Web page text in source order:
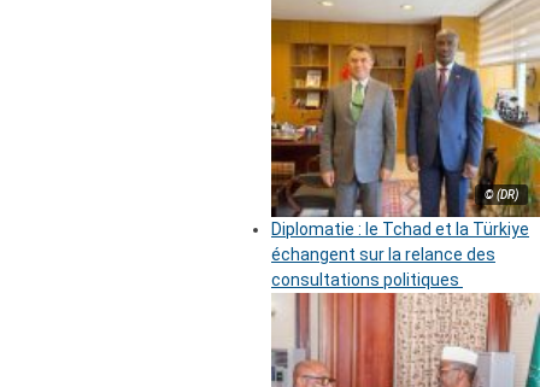
© (DR)
Diplomatie : le Tchad et la Türkiye
échangent sur la relance des
consultations politiques